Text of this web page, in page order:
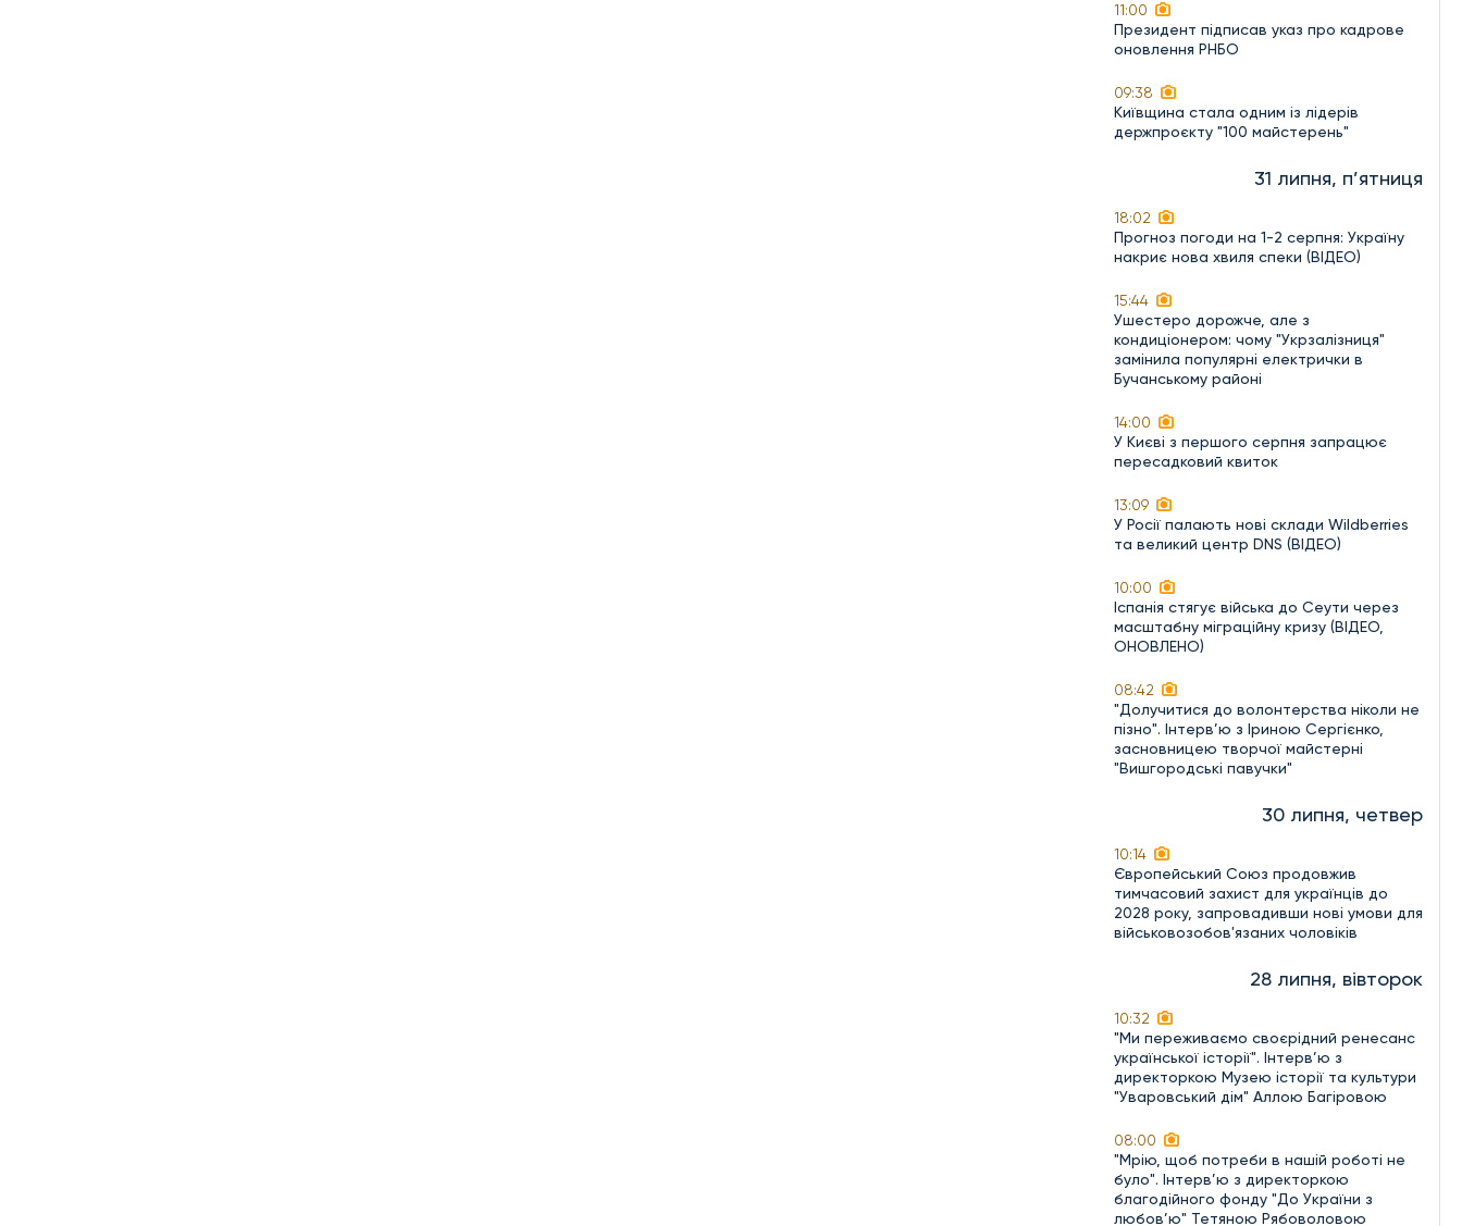
11:00
Президент підписав указ про кадрове
оновлення РНБО
09:38
Київщина стала одним із лідерів
держпроєкту "100 майстерень"
31 липня, п’ятниця
18:02
Прогноз погоди на 1-2 серпня: Україну
накриє нова хвиля спеки (ВІДЕО)
15:44
Ушестеро дорожче, але з
кондиціонером: чому "Укрзалізниця"
замінила популярні електрички в
Бучанському районі
14:00
У Києві з першого серпня запрацює
пересадковий квиток
13:09
У Росії палають нові склади Wildberries
та великий центр DNS (ВІДЕО)
10:00
Іспанія стягує війська до Сеути через
масштабну міграційну кризу (ВІДЕО,
ОНОВЛЕНО)
08:42
"Долучитися до волонтерства ніколи не
пізно". Інтерв’ю з Іриною Сергієнко,
засновницею творчої майстерні
"Вишгородські павучки"
30 липня, четвер
10:14
Європейський Союз продовжив
тимчасовий захист для українців до
2028 року, запровадивши нові умови для
військовозобов'язаних чоловіків
28 липня, вівторок
10:32
"Ми переживаємо своєрідний ренесанс
української історії". Інтерв’ю з
директоркою Музею історії та культури
"Уваровський дім" Аллою Багіровою
08:00
"Мрію, щоб потреби в нашій роботі не
було". Інтерв’ю з директоркою
благодійного фонду "До України з
любов’ю" Тетяною Рябоволовою